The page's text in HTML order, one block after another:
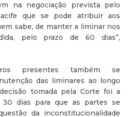
na negociação prevista pelo
que se pode atribuir aos
sabe, de manter a liminar nos
pelo prazo de 60 dias”,
presentes também se
das liminares ao longo
tomada pela Corte foi a
dias para que as partes se
da inconstitucionalidade